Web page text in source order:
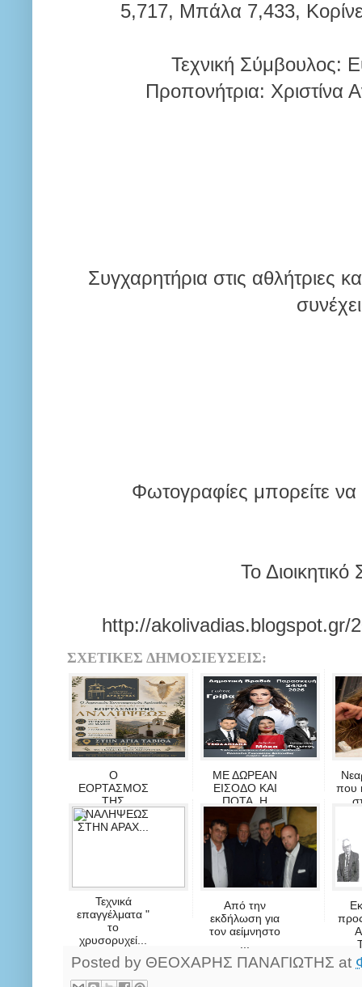
5,717, Μπάλα 7,433,
Τεχνική Σύμβουλος:
Προπονήτρια: Χριστίνα
Συγχαρητήρια στις αθλήτριες
Φωτογραφίες μπορείτε να
Το
http://akolivadias.blogspot.gr/
ΣΧΕΤΙΚΕΣ ΔΗΜΟΣΙΕΥΣΕΙΣ:
Ο
ΕΟΡΤΑΣΜΟΣ
ΤΗΣ
ΑΝΑΛΗΨΕΩΣ
ΣΤΗΝ ΑΡΑΧ...
ΜΕ ΔΩΡΕΑΝ
ΕΙΣΟΔΟ ΚΑΙ
ΠΟΤΑ, Η
ΑΠΟΨΙ...
που
Τεχνικά
επαγγέλματα "
το
χρυσορυχεί...
Από την
εκδήλωση για
τον αείμνηστο
...
Posted by ΘΕΟΧΑΡΗΣ ΠΑΝΑΓΙΩΤΗΣ at